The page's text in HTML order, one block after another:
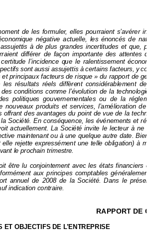
ent de les formuler, elles pourraient s’avérer
ique négative actuelle, les énoncés de natur
à de plus grandes incertitudes et que,
différer de façon importante des attentes de
e l’incidence que le ralentissement é
pectifs sont aussi assujettis à certains facteurs, y
et principaux facteurs de risque » du rapport de
les résultats réels diffèrent considérablement des
des conditions comme l’évolution de la technologie,
politiques gouvernementales ou de la
nouveaux produits et services, l’amélioration de
offrant des avantages du point de vue de la
Société. En conséquence, les événements et
actuellement. La Société invite le lecteur à ne
maintenant ou à une quelque autre date. Bien
rejette expressément une telle obligation) à
le prochain trimestre.
être lu conjointement avec les états financiers
ément aux principes comptables généralement
annuel de 2008 de la Société. Dans le présent
indication contraire.
RAPPORT DE
ET OBJECTIFS DE L’ENTREPRISE